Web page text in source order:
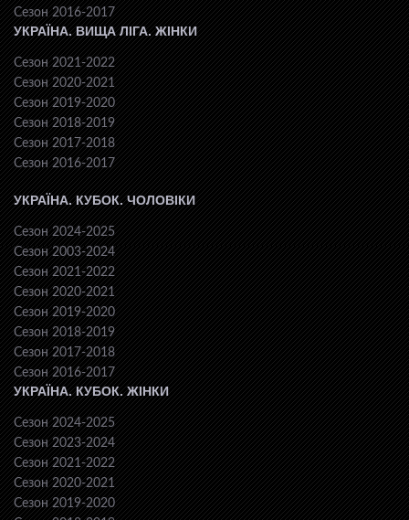
Сезон 2016-2017
УКРАЇНА. ВИЩА ЛІГА. ЖІНКИ
Сезон 2021-2022
Сезон 2020-2021
Сезон 2019-2020
Сезон 2018-2019
Сезон 2017-2018
Сезон 2016-2017
УКРАЇНА. КУБОК. ЧОЛОВІКИ
Сезон 2024-2025
Сезон 2003-2024
Сезон 2021-2022
Сезон 2020-2021
Сезон 2019-2020
Сезон 2018-2019
Сезон 2017-2018
Сезон 2016-2017
УКРАЇНА. КУБОК. ЖІНКИ
Сезон 2024-2025
Сезон 2023-2024
Сезон 2021-2022
Сезон 2020-2021
Сезон 2019-2020